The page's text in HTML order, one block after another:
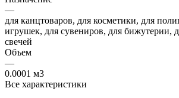
—
для канцтоваров, для косметики, для
игрушек, для сувениров, для бижутерии,
свечей
Объем
—
0.0001 м3
Все характеристики